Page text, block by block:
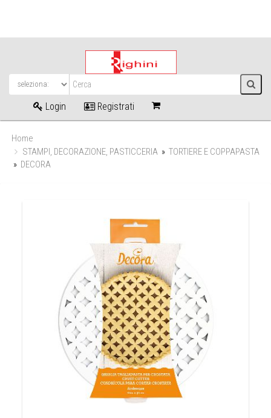
Login Registrati
Home
STAMPI, DECORAZIONE, PASTICCERIA » TORTIERE E COPPAPASTA
» DECORA